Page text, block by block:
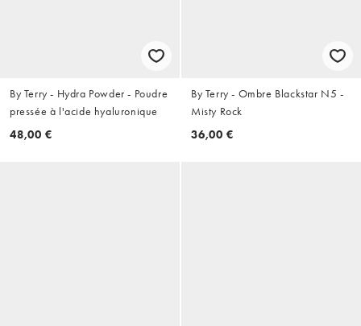
By Terry - Hydra Powder - Poudre
pressée à l'acide hyaluronique
48,00 €
By Terry - Ombre Blackstar N5 -
Misty Rock
36,00 €